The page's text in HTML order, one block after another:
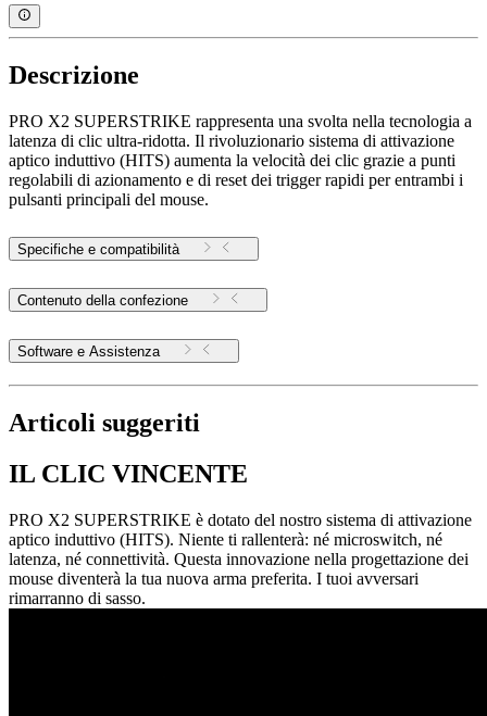
Descrizione
PRO X2 SUPERSTRIKE rappresenta una svolta nella tecnologia a
latenza di clic ultra-ridotta. Il rivoluzionario sistema di attivazione
aptico induttivo (HITS) aumenta la velocità dei clic grazie a punti
regolabili di azionamento e di reset dei trigger rapidi per entrambi i
pulsanti principali del mouse.
Specifiche e compatibilità
Contenuto della confezione
Software e Assistenza
Articoli suggeriti
IL CLIC VINCENTE
PRO X2 SUPERSTRIKE è dotato del nostro sistema di attivazione
aptico induttivo (HITS). Niente ti rallenterà: né microswitch, né
latenza, né connettività. Questa innovazione nella progettazione dei
mouse diventerà la tua nuova arma preferita. I tuoi avversari
rimarranno di sasso.